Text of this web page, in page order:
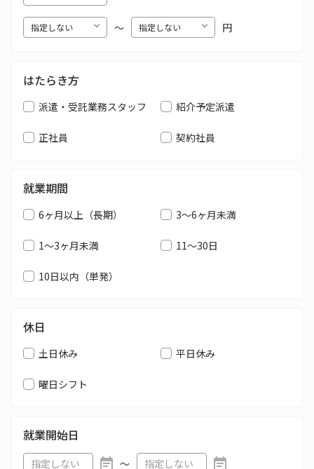
〜 円
はたらき方
派遣・受託業務スタッフ 紹介予定派遣
正社員 契約社員
就業期間
6ヶ月以上（長期） 3～6ヶ月未満
1～3ヶ月未満 11～30日
10日以内（単発）
休日
土日休み 平日休み
曜日シフト
就業開始日
〜